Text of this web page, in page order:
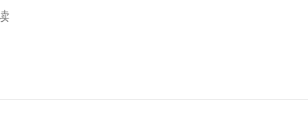
奖无数，是代表在地精神之顶尖技艺产品。